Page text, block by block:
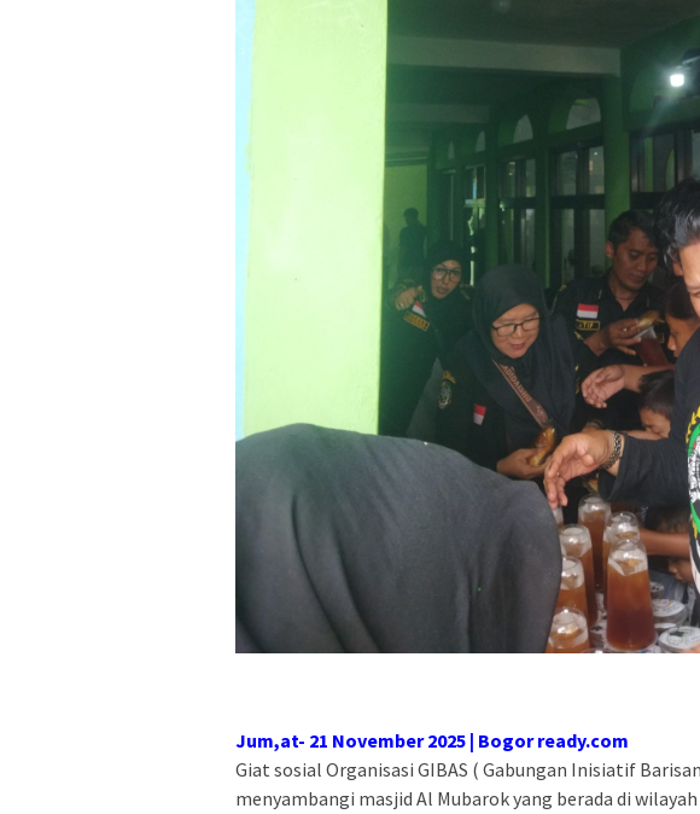
Jum,at- 21 November 2025 | Bogor ready.com
Giat sosial Organisasi GIBAS ( Gabungan Inisiatif
menyambangi masjid Al Mubarok yang berada di